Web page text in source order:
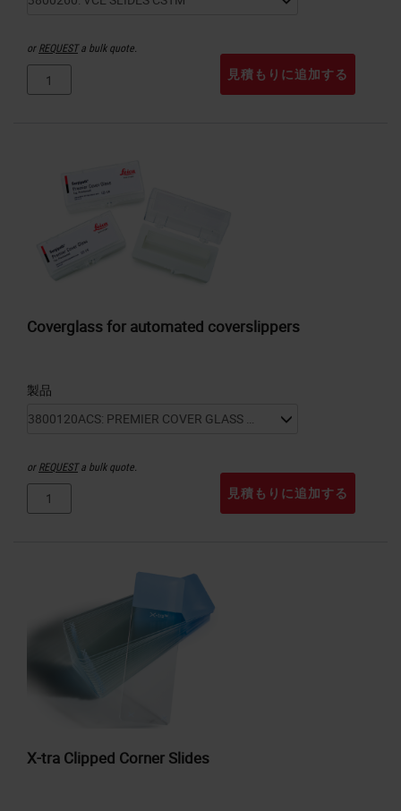
orREQUESTa bulk quote.
見積もりに追加する
Coverglass for automated coverslippers
製品
orREQUESTa bulk quote.
見積もりに追加する
X-tra Clipped Corner Slides